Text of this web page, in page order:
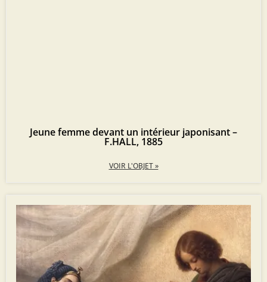
Jeune femme devant un intérieur japonisant –
F.HALL, 1885
VOIR L'OBJET »